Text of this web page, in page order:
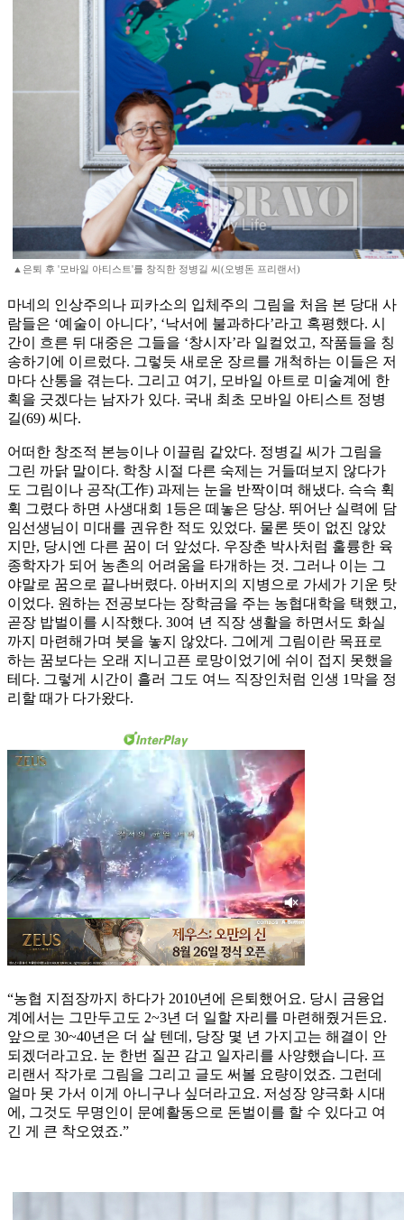
▲은퇴 후 '모바일 아티스트'를 창직한 정병길 씨(오병돈 프리랜서)
마네의 인상주의나 피카소의 입체주의 그림을 처음 본 당대 사
람들은 ‘예술이 아니다’, ‘낙서에 불과하다’라고 혹평했다. 시
간이 흐른 뒤 대중은 그들을 ‘창시자’라 일컬었고, 작품들을 칭
송하기에 이르렀다. 그렇듯 새로운 장르를 개척하는 이들은 저
마다 산통을 겪는다. 그리고 여기, 모바일 아트로 미술계에 한
획을 긋겠다는 남자가 있다. 국내 최초 모바일 아티스트 정병
길(69) 씨다.
어떠한 창조적 본능이나 이끌림 같았다. 정병길 씨가 그림을
그린 까닭 말이다. 학창 시절 다른 숙제는 거들떠보지 않다가
도 그림이나 공작(工作) 과제는 눈을 반짝이며 해냈다. 슥슥 휙
휙 그렸다 하면 사생대회 1등은 떼놓은 당상. 뛰어난 실력에 담
임선생님이 미대를 권유한 적도 있었다. 물론 뜻이 없진 않았
지만, 당시엔 다른 꿈이 더 앞섰다. 우장춘 박사처럼 훌륭한 육
종학자가 되어 농촌의 어려움을 타개하는 것. 그러나 이는 그
야말로 꿈으로 끝나버렸다. 아버지의 지병으로 가세가 기운 탓
이었다. 원하는 전공보다는 장학금을 주는 농협대학을 택했고,
곧장 밥벌이를 시작했다. 30여 년 직장 생활을 하면서도 화실
까지 마련해가며 붓을 놓지 않았다. 그에게 그림이란 목표로
하는 꿈보다는 오래 지니고픈 로망이었기에 쉬이 접지 못했을
테다. 그렇게 시간이 흘러 그도 여느 직장인처럼 인생 1막을 정
리할 때가 다가왔다.
“농협 지점장까지 하다가 2010년에 은퇴했어요. 당시 금융업
계에서는 그만두고도 2~3년 더 일할 자리를 마련해줬거든요.
앞으로 30~40년은 더 살 텐데, 당장 몇 년 가지고는 해결이 안
되겠더라고요. 눈 한번 질끈 감고 일자리를 사양했습니다. 프
리랜서 작가로 그림을 그리고 글도 써볼 요량이었죠. 그런데
얼마 못 가서 이게 아니구나 싶더라고요. 저성장 양극화 시대
에, 그것도 무명인이 문예활동으로 돈벌이를 할 수 있다고 여
긴 게 큰 착오였죠.”